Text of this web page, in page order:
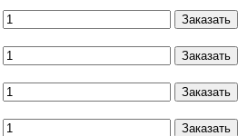
Заказать
Заказать
Заказать
Заказать